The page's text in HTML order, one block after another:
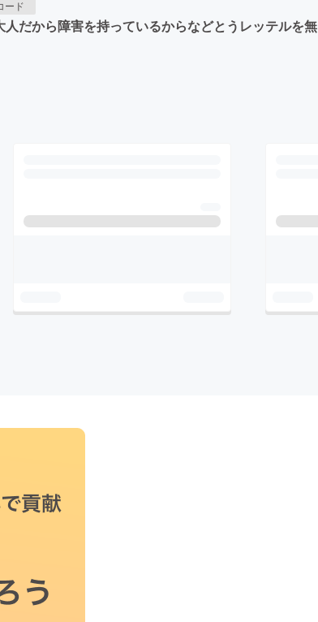
ード
だから障害を持っているからなどとうレッテルを